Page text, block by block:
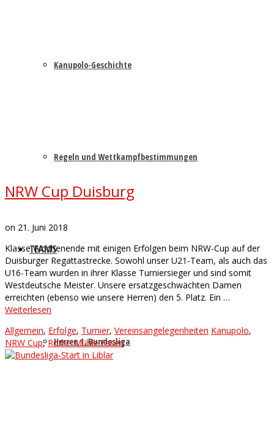
Kanupolo-Geschichte
Regeln und Wettkampfbestimmungen
TEAMS
Herren 1. Bundesliga
NRW Cup Duisburg
on 21. Juni 2018
Klasse Wochenende mit einigen Erfolgen beim NRW-Cup auf der
Duisburger Regattastrecke. Sowohl unser U21-Team, als auch das
U16-Team wurden in ihrer Klasse Turniersieger und sind somit
Westdeutsche Meister. Unsere ersatzgeschwächten Damen
erreichten (ebenso wie unsere Herren) den 5. Platz. Ein …
Weiterlesen
Allgemein, Erfolge, Turnier, Vereinsangelegenheiten Kanupolo,
NRW Cup,Rothe Mühle Essen